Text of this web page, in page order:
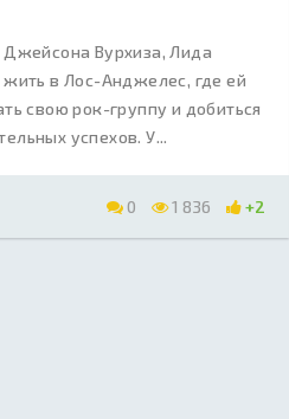
Джейсона Вурхиза, Лида
жить в Лос-Анджелес, где ей
свою рок-группу и добиться
успехов. У...
0 1 836 +2